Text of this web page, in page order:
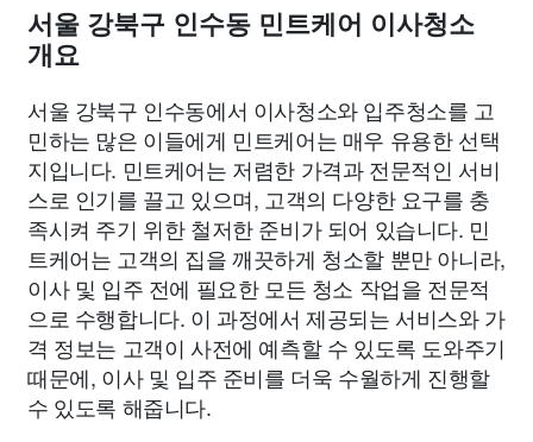
서울 강북구 인수동 민트케어 이사청소
개요
서울 강북구 인수동에서 이사청소와 입주청소를 고
민하는 많은 이들에게 민트케어는 매우 유용한 선택
지입니다. 민트케어는 저렴한 가격과 전문적인 서비
스로 인기를 끌고 있으며, 고객의 다양한 요구를 충
족시켜 주기 위한 철저한 준비가 되어 있습니다. 민
트케어는 고객의 집을 깨끗하게 청소할 뿐만 아니라,
이사 및 입주 전에 필요한 모든 청소 작업을 전문적
으로 수행합니다. 이 과정에서 제공되는 서비스와 가
격 정보는 고객이 사전에 예측할 수 있도록 도와주기
때문에, 이사 및 입주 준비를 더욱 수월하게 진행할
수 있도록 해줍니다.